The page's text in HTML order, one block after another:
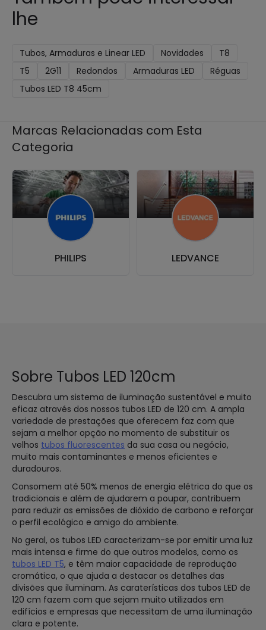
lhe
Tubos, Armaduras e Linear LED Novidades
T8
T5
2G11 Redondos Armaduras LED
Réguas
Tubos LED T8 45cm
Marcas Relacionadas com Esta
Categoria
PHILIPS LEDVANCE
Sobre Tubos LED 120cm
Descubra um sistema de iluminação sustentável e muito
eficaz através dos nossos tubos LED de 120 cm. A ampla
variedade de prestações que oferecem faz com que
sejam a melhor opção no momento de substituir os
velhos tubos fluorescentes da sua casa ou negócio,
muito mais contaminantes e menos eficientes e
duradouros.
Consomem até 50% menos de energia elétrica do que os
tradicionais e além de ajudarem a poupar, contribuem
para reduzir as emissões de dióxido de carbono e reforçar
o perfil ecológico e amigo do ambiente.
No geral, os tubos LED caracterizam-se por emitir uma luz
mais intensa e firme do que outros modelos, como os
tubos LED T5, e têm maior capacidade de reprodução
cromática, o que ajuda a destacar os detalhes das
divisões que iluminam. As caraterísticas dos tubos LED de
120 cm fazem com que sejam muito utilizados em
edifícios e empresas que necessitam de uma iluminação
clara e potente.